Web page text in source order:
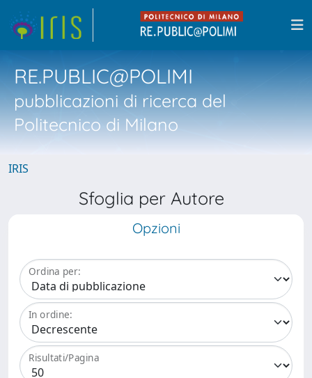
RE.PUBLIC@POLIMI
pubblicazioni di ricerca del
Politecnico di Milano
IRIS
Sfoglia per Autore
Opzioni
Ordina per:
In ordine:
Risultati/Pagina